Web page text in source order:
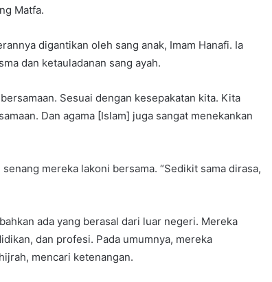
Matfa.
digantikan oleh sang anak, Imam Hanafi. Ia
dan ketauladanan sang ayah.
Sesuai dengan kesepakatan kita. Kita
Dan agama [Islam] juga sangat menekankan
mereka lakoni bersama. “Sedikit sama dirasa,
ada yang berasal dari luar negeri. Mereka
dan profesi. Pada umumnya, mereka
mencari ketenangan.